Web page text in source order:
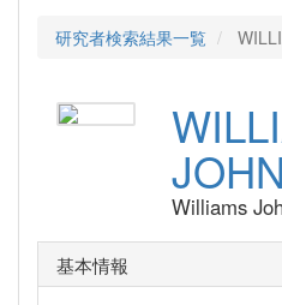
研究者検索結果一覧
JOHN
Williams
基本情報